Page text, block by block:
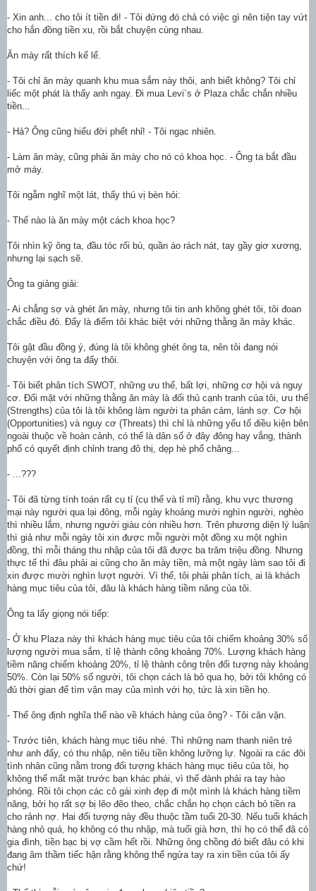
- Xin anh... cho tôi ít tiền đi! - Tôi đứng đó chả có việc gì nên tiện tay vứt
cho hắn đồng tiền xu, rồi bắt chuyện cùng nhau.
Ăn mày rất thích kể lể.
- Tôi chỉ ăn mày quanh khu mua sắm này thôi, anh biết không? Tôi chỉ
liếc một phát là thấy anh ngay. Đi mua Levi`s ở Plaza chắc chắn nhiều
tiền...
- Hả? Ông cũng hiểu đời phết nhỉ! - Tôi ngạc nhiên.
- Làm ăn mày, cũng phải ăn mày cho nó có khoa học. - Ông ta bắt đầu
mở máy.
Tôi ngẫm nghĩ một lát, thấy thú vị bèn hỏi:
- Thế nào là ăn mày một cách khoa học?
Tôi nhìn kỹ ông ta, đầu tóc rối bù, quần áo rách nát, tay gầy giơ xương,
nhưng lại sạch sẽ.
Ông ta giảng giải:
- Ai chẳng sợ và ghét ăn mày, nhưng tôi tin anh không ghét tôi, tôi đoan
chắc điều đó. Đấy là điểm tôi khác biệt với những thằng ăn mày khác.
Tôi gật đầu đồng ý, đúng là tôi không ghét ông ta, nên tôi đang nói
chuyện với ông ta đấy thôi.
- Tôi biết phân tích SWOT, những ưu thế, bất lợi, những cơ hội và nguy
cơ. Đối mặt với những thằng ăn mày là đối thủ cạnh tranh của tôi, ưu thế
(Strengths) của tôi là tôi không làm người ta phản cảm, lánh sợ. Cơ hội
(Opportunities) và nguy cơ (Threats) thì chỉ là những yếu tố điều kiện bên
ngoài thuộc về hoàn cảnh, có thể là dân số ở đây đông hay vắng, thành
phố có quyết định chỉnh trang đô thị, dẹp hè phố chăng...
- ...???
- Tôi đã từng tính toán rất cụ tỉ (cụ thể và tỉ mỉ) rằng, khu vực thương
mại này người qua lại đông, mỗi ngày khoảng mười nghìn người, nghèo
thì nhiều lắm, nhưng người giàu còn nhiều hơn. Trên phương diện lý luận
thì giả như mỗi ngày tôi xin được mỗi người một đồng xu một nghìn
đồng, thì mỗi tháng thu nhập của tôi đã được ba trăm triệu đồng. Nhưng
thực tế thì đâu phải ai cũng cho ăn mày tiền, mà một ngày làm sao tôi đi
xin được mười nghìn lượt người. Vì thế, tôi phải phân tích, ai là khách
hàng mục tiêu của tôi, đâu là khách hàng tiềm năng của tôi.
Ông ta lấy giọng nói tiếp:
- Ở khu Plaza này thì khách hàng mục tiêu của tôi chiếm khoảng 30% số
lượng người mua sắm, tỉ lệ thành công khoảng 70%. Lượng khách hàng
tiềm năng chiếm khoảng 20%, tỉ lệ thành công trên đối tượng này khoảng
50%. Còn lại 50% số người, tôi chọn cách là bỏ qua họ, bởi tôi không có
đủ thời gian để tìm vận may của mình với họ, tức là xin tiền họ.
- Thế ông định nghĩa thế nào về khách hàng của ông? - Tôi căn vặn.
- Trước tiên, khách hàng mục tiêu nhé. Thì những nam thanh niên trẻ
như anh đấy, có thu nhập, nên tiêu tiền không lưỡng lự. Ngoài ra các đôi
tình nhân cũng nằm trong đối tượng khách hàng mục tiêu của tôi, họ
không thể mất mặt trước bạn khác phái, vì thế đành phải ra tay hào
phóng. Rồi tôi chọn các cô gái xinh đẹp đi một mình là khách hàng tiềm
năng, bởi họ rất sợ bị lẽo đẽo theo, chắc chắn họ chọn cách bỏ tiền ra
cho rảnh nợ. Hai đối tượng này đều thuộc tầm tuổi 20-30. Nếu tuổi khách
hàng nhỏ quá, họ không có thu nhập, mà tuổi già hơn, thì họ có thể đã có
gia đình, tiền bạc bị vợ cầm hết rồi. Những ông chồng đó biết đâu có khi
đang âm thầm tiếc hận rằng không thể ngửa tay ra xin tiền của tôi ấy
chứ!